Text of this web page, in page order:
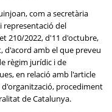
com a secretària
representació del
210/2022, d'11 d'octubre,
d'acord amb el que preveu
règim jurídic i de
en relació amb l'article
d'organització, procediment
de Catalunya.